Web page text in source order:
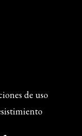
de uso